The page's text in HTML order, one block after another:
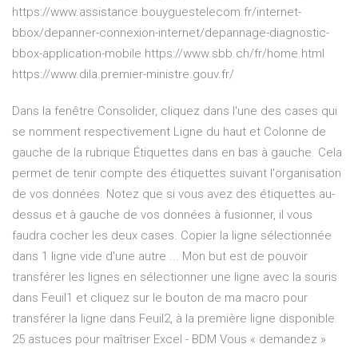
https://www.assistance.bouyguestelecom.fr/internet-
bbox/depanner-connexion-internet/depannage-diagnostic-
bbox-application-mobile https://www.sbb.ch/fr/home.html
https://www.dila.premier-ministre.gouv.fr/
Dans la fenêtre Consolider, cliquez dans l'une des cases qui
se nomment respectivement Ligne du haut et Colonne de
gauche de la rubrique Étiquettes dans en bas à gauche. Cela
permet de tenir compte des étiquettes suivant l'organisation
de vos données. Notez que si vous avez des étiquettes au-
dessus et à gauche de vos données à fusionner, il vous
faudra cocher les deux cases. Copier la ligne sélectionnée
dans 1 ligne vide d'une autre ... Mon but est de pouvoir
transférer les lignes en sélectionner une ligne avec la souris
dans Feuil1 et cliquez sur le bouton de ma macro pour
transférer la ligne dans Feuil2, à la première ligne disponible.
25 astuces pour maîtriser Excel - BDM Vous « demandez »